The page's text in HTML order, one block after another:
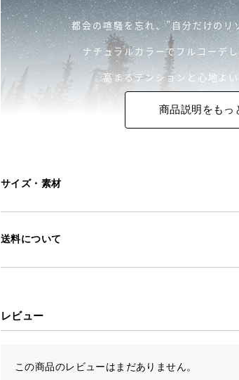
都会の喧騒を忘れ、”自分だけのリ
ナチュラルカラーでフルコーデ
高まるテンションと心地よ
ファッションやインテリ
商品説明をもっ
サイズ・素材
送料について
レビュー
この商品のレビューはまだありません。